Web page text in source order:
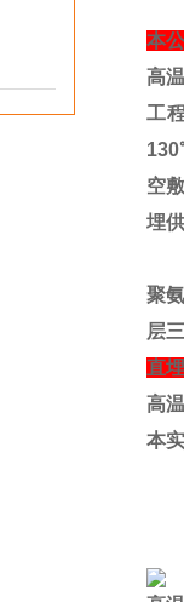
本
高
工
130
空
埋
聚
层
直
高
本